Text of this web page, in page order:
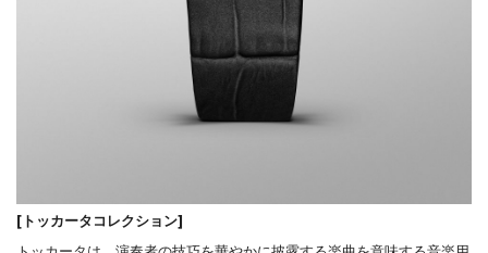
[トッカータコレクション]